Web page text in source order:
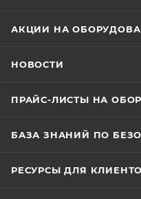
АКЦИИ НА
НОВОСТИ
ПРАЙС-ЛИСТЫ НА
БАЗА ЗНАНИЙ ПО
РЕСУРСЫ ДЛЯ